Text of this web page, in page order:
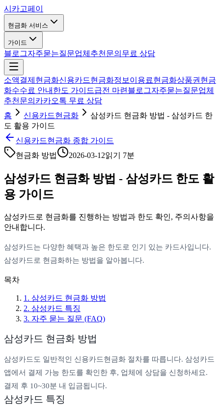
시카고페이
현금화 서비스
가이드
블로그자주묻는질문업체추천 문의 무료 상담
소액결제현금화신용카드현금화정보이용료현금화상품권현금
화수수료 안내 한도 가이드급전 마련 블로그자주묻는질문업체
추천 문의 카카오톡 무료 상담
홈
신용카드현금화
삼성카드 현금화 방법 - 삼성카드 한
도 활용 가이드
신용카드현금화 종합 가이드
현금화 방법
2026-03-12읽기 7분
삼성카드 현금화 방법 - 삼성카드 한도 활
용 가이드
삼성카드로 현금화를 진행하는 방법과 한도 확인, 주의사항을
안내합니다.
삼성카드는 다양한 혜택과 높은 한도로 인기 있는 카드사입니다.
삼성카드로 현금화하는 방법을 알아봅니다.
목차
1 . 삼성카드 현금화 방법
2. 삼성카드 특징
3. 자주 묻는 질문 (FAQ)
삼성카드 현금화 방법
삼성카드도 일반적인 신용카드현금화 절차를 따릅니다. 삼성카드
앱에서 결제 가능 한도를 확인한 후, 업체에 상담을 신청하세요.
결제 후 10~30분 내 입금됩니다.
삼성카드 특징